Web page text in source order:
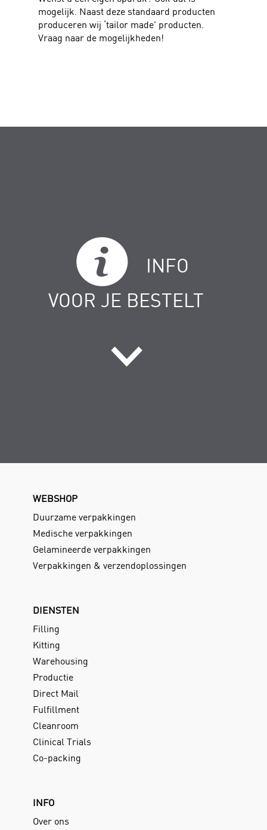
mogelijk. Naast deze standaard producten
produceren wij ‘tailor made’ producten.
Vraag naar de mogelijkheden!
INFO
VOOR JE BESTELT
WEBSHOP
Duurzame verpakkingen
Medische verpakkingen
Gelamineerde verpakkingen
Verpakkingen & verzendoplossingen
DIENSTEN
Filling
Kitting
Warehousing
Productie
Direct Mail
Fulfillment
Cleanroom
Clinical Trials
Co-packing
INFO
Over ons